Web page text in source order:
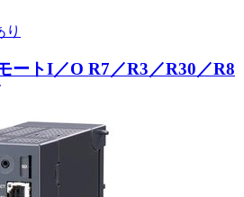
ートI／O R7／R3／R30／R8